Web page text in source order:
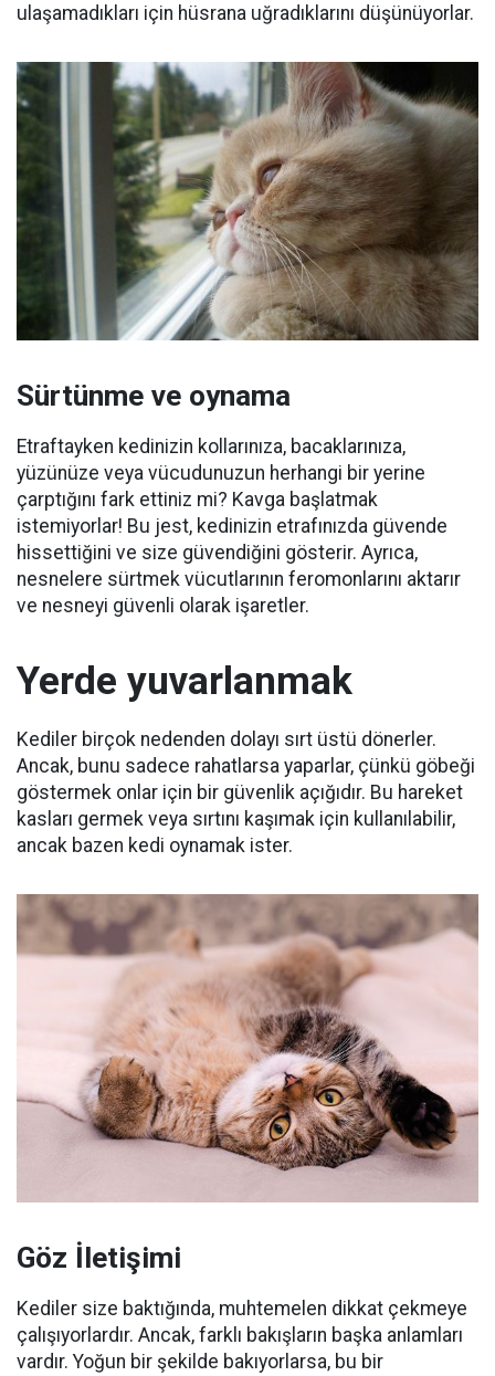
ulaşamadıkları için hüsrana uğradıklarını düşünüyorlar.
Sürtünme ve oynama
Etraftayken kedinizin kollarınıza, bacaklarınıza,
yüzünüze veya vücudunuzun herhangi bir yerine
çarptığını fark ettiniz mi? Kavga başlatmak
istemiyorlar! Bu jest, kedinizin etrafınızda güvende
hissettiğini ve size güvendiğini gösterir. Ayrıca,
nesnelere sürtmek vücutlarının feromonlarını aktarır
ve nesneyi güvenli olarak işaretler.
Yerde yuvarlanmak
Kediler birçok nedenden dolayı sırt üstü dönerler.
Ancak, bunu sadece rahatlarsa yaparlar, çünkü göbeği
göstermek onlar için bir güvenlik açığıdır. Bu hareket
kasları germek veya sırtını kaşımak için kullanılabilir,
ancak bazen kedi oynamak ister.
Göz İletişimi
Kediler size baktığında, muhtemelen dikkat çekmeye
çalışıyorlardır. Ancak, farklı bakışların başka anlamları
vardır. Yoğun bir şekilde bakıyorlarsa, bu bir